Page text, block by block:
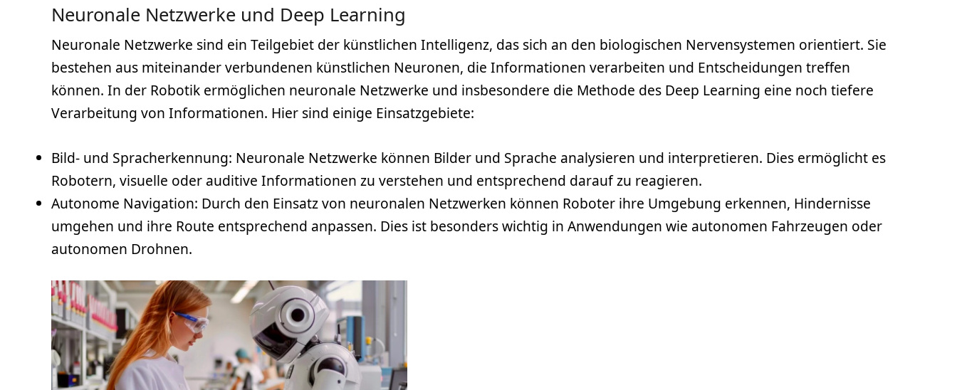
Neuronale Netzwerke und Deep Learning
Neuronale Netzwerke sind ein Teilgebiet der künstlichen Intelligenz, das sich an den biologischen Nervensystemen orientiert. Sie
bestehen aus miteinander verbundenen künstlichen Neuronen, die Informationen verarbeiten und Entscheidungen treffen
können. In der Robotik ermöglichen neuronale Netzwerke und insbesondere die Methode des Deep Learning eine noch tiefere
Verarbeitung von Informationen. Hier sind einige Einsatzgebiete:
Bild- und Spracherkennung: Neuronale Netzwerke können Bilder und Sprache analysieren und interpretieren. Dies ermöglicht es
Robotern, visuelle oder auditive Informationen zu verstehen und entsprechend darauf zu reagieren.
Autonome Navigation: Durch den Einsatz von neuronalen Netzwerken können Roboter ihre Umgebung erkennen, Hindernisse
umgehen und ihre Route entsprechend anpassen. Dies ist besonders wichtig in Anwendungen wie autonomen Fahrzeugen oder
autonomen Drohnen.